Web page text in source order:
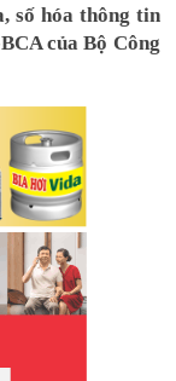
số hóa thông tin
của Bộ Công